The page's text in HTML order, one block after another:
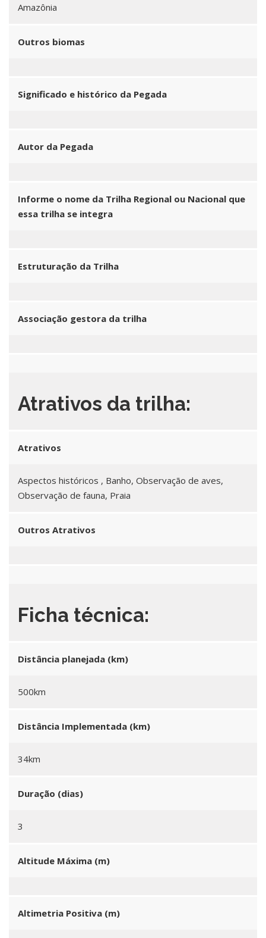
Amazônia
Outros biomas
Significado e histórico da Pegada
Autor da Pegada
Informe o nome da Trilha Regional ou Nacional que
essa trilha se integra
Estruturação da Trilha
Associação gestora da trilha
Atrativos da trilha:
Atrativos
Aspectos históricos , Banho, Observação de aves,
Observação de fauna, Praia
Outros Atrativos
Ficha técnica:
Distância planejada (km)
500km
Distância Implementada (km)
34km
Duração (dias)
3
Altitude Máxima (m)
Altimetria Positiva (m)